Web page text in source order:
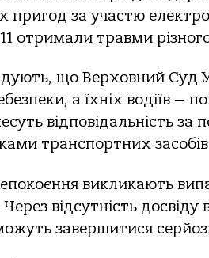
пригод за участю
отримали травми
що Верховний
а їхніх водіїв
відповідальність
транспортних
викликають
Через відсутність
можуть завершитися